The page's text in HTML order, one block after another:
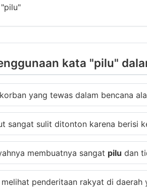
kata "pilu"
yang tewas dalam bencana
sangat sulit ditonton karena berisi
membuatnya sangat pilu dan
melihat penderitaan rakyat di daerah